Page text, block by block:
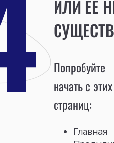
ИЛИ ЕЁ
Попробуйте
начать с этих
страниц:
Главная